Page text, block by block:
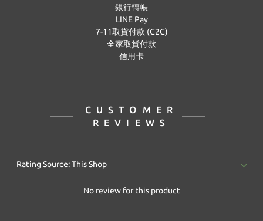
銀行轉帳
LINE Pay
7-11取貨付款 (C2C)
全家取貨付款
信用卡
CUSTOMER
REVIEWS
No review for this product